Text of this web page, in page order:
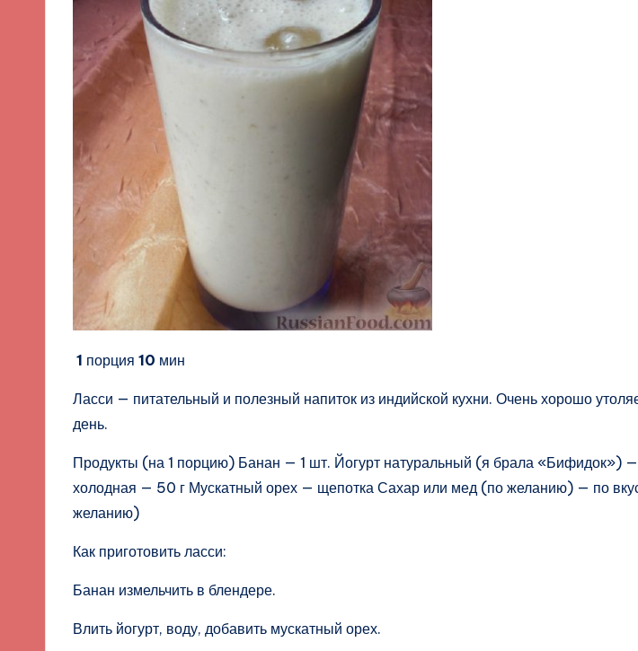
1 порция 10 мин
Ласси — питательный и полезный напиток из индийской кухни. Очень хорошо
день.
Продукты (на 1 порцию) Банан — 1 шт. Йогурт натуральный (я брала «Бифидок»)
холодная — 50 г Мускатный орех — щепотка Сахар или мед (по желанию) — по
желанию)
Как приготовить ласси:
Банан измельчить в блендере.
Влить йогурт, воду, добавить мускатный орех.